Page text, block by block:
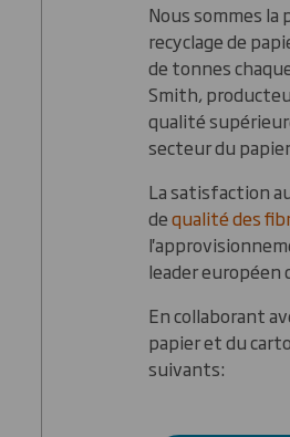
Nous sommes
recyclage de
de tonnes
Smith,
qualité
secteur du
La satisfaction
dequalité des
leader européen
En collaborant
papier et du
suivants: